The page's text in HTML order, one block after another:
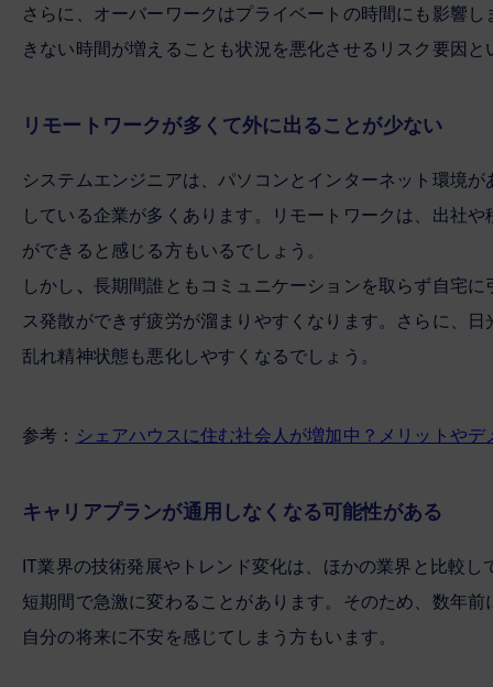
さらに、オーバーワークはプライベートの時間にも影響
きない時間が増えることも状況を悪化させるリスク要因と
リモートワークが多くて外に出ることが少ない
システムエンジニアは、パソコンとインターネット環境
している企業が多くあります。リモートワークは、出社
ができると感じる方もいるでしょう。
しかし 、 長期間誰ともコミュニケーションを取らず自宅
ス発散ができず疲労が溜まりやすくなります。さらに、
乱れ精神状態も悪化しやすくなるでしょう。
参考： シェアハウスに住む社会人が増加中？メリットや
キャリアプランが通用しなくなる可能性がある
IT業界の技術発展やトレンド変化は、ほかの業界と比較
短期間で急激に変わることがあります。そのため、数年
自分の将来に不安を感じてしまう方もいます。